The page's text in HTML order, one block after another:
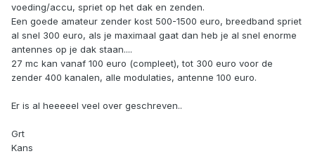
voeding/accu, spriet op het dak en zenden.
Een goede amateur zender kost 500-1500 euro, breedband spriet
al snel 300 euro, als je maximaal gaat dan heb je al snel enorme
antennes op je dak staan....
27 mc kan vanaf 100 euro (compleet), tot 300 euro voor de
zender 400 kanalen, alle modulaties, antenne 100 euro.
Er is al heeeeel veel over geschreven..
Grt
Kans